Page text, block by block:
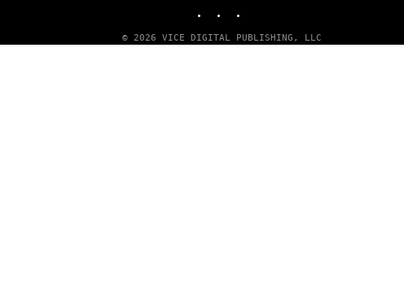
© 2026 VICE DIGITAL PUBLISHING, LLC